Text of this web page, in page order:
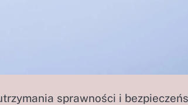
sprawności i